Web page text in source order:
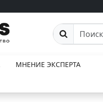
Поиск
МНЕНИЕ ЭКСПЕРТА